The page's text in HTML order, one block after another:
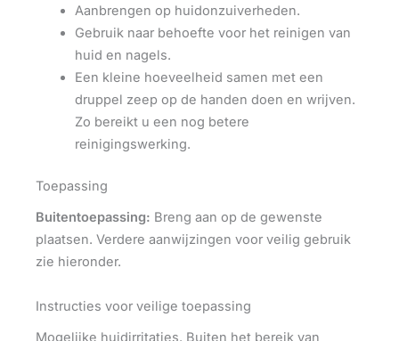
Aanbrengen op huidonzuiverheden.
Gebruik naar behoefte voor het reinigen van
huid en nagels.
Een kleine hoeveelheid samen met een
druppel zeep op de handen doen en wrijven.
Zo bereikt u een nog betere
reinigingswerking.
Toepassing
Buitentoepassing: Breng aan op de gewenste
plaatsen. Verdere aanwijzingen voor veilig gebruik
zie hieronder.
Instructies voor veilige toepassing